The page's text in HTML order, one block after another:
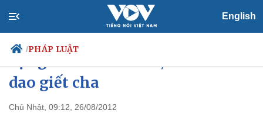
English
/PHÁP LUẬT
Chính trị
dao giết cha
Chủ Nhật, 09:12, 26/08/2012